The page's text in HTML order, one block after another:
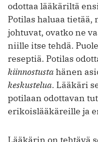
odottaa lääkäriltä
Potilas haluaa
johtuvat, ovatko ne
niille itse tehdä.
reseptiä. Potilas
kiinnostustahänen
keskustelua. Lääkäri
potilaan odottavan
erikoislääkäreille ja